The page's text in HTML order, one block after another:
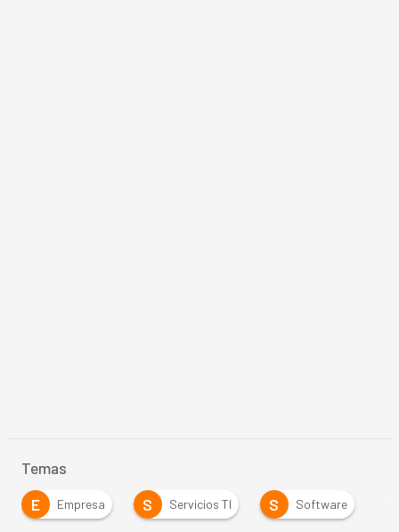
Temas
E
Empresa S Servicios TI S Software